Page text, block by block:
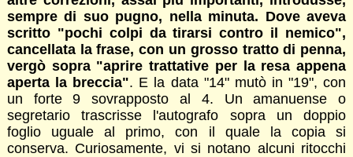
sempre di suo pugno, nella minuta. Dove aveva
scritto "pochi colpi da tirarsi contro il nemico",
cancellata la frase, con un grosso tratto di penna,
vergò sopra "aprire trattative per la resa appena
aperta la breccia". E la data "14" mutò in "19", con
un forte 9 sovrapposto al 4. Un amanuense o
segretario trascrisse l'autografo sopra un doppio
foglio uguale al primo, con il quale la copia si
conserva. Curiosamente, vi si notano alcuni ritocchi